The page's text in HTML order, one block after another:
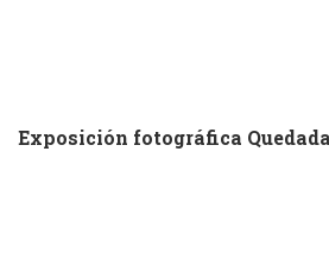
Exposición fotográfica